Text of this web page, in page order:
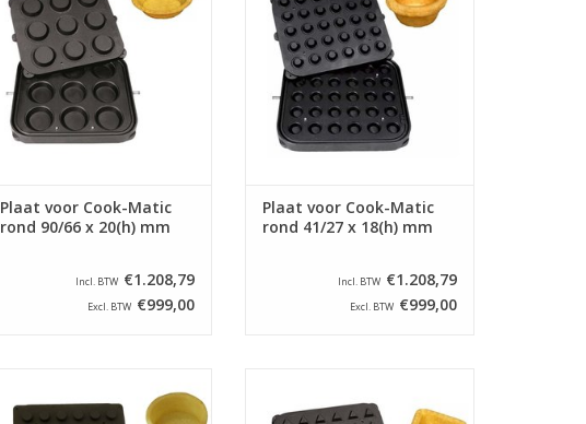
TOEVOEGEN AAN WINKELWAGEN
Plaat voor Cook-Matic
rond 90/66 x 20(h) mm
Incl. BTW €1.208,79
Excl. BTW €999,00
TOEVOEGEN AAN WINKELWAGEN
Plaat voor Cook-Matic
rond 41/27 x 18(h) mm
Incl. BTW €1.208,79
Excl. BTW €999,00
Matic tartelettemachine.
Matic tartelettemachine.